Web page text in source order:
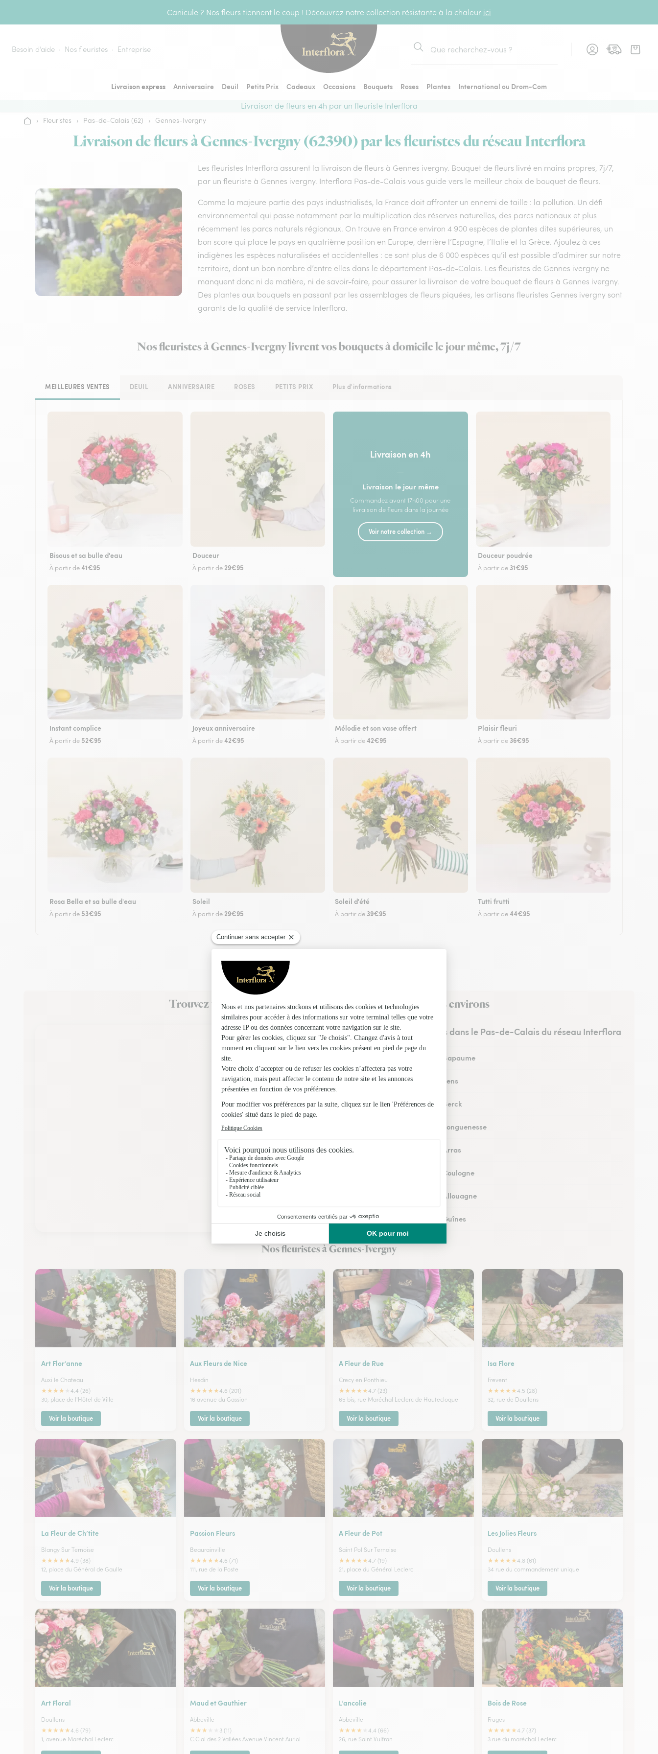
Canicule ? Nos fleurs tiennent le coup ! Découvrez notre collection résistante à la chaleur ici
Besoin d’aide Nos fleuristes Entreprise
Rechercher
Livraison express Anniversaire Deuil Petits Prix Cadeaux Occasions Bouquets Roses Plantes
International ou Drom-Com
Livraison de fleurs en 4h par un fleuriste Interflora
Accueil
› Fleuristes › Pas-de-Calais (62) › Gennes-Ivergny
Livraison de fleurs à Gennes-Ivergny (62390) par les fleuristes du réseau Interflora
Les fleuristes Interflora assurent la livraison de fleurs à Gennes ivergny. Bouquet de fleurs livré en mains propres, 7j/7,
par un fleuriste à Gennes ivergny. Interflora Pas-de-Calais vous guide vers le meilleur choix de bouquet de fleurs.
Comme la majeure partie des pays industrialisés, la France doit affronter un ennemi de taille : la pollution. Un défi
environnemental qui passe notamment par la multiplication des réserves naturelles, des parcs nationaux et plus
récemment les parcs naturels régionaux. On trouve en France environ 4 900 espèces de plantes dites supérieures, un
bon score qui place le pays en quatrième position en Europe, derrière l’Espagne, l’Italie et la Grèce. Ajoutez à ces
indigènes les espèces naturalisées et accidentelles : ce sont plus de 6 000 espèces qu’il est possible d’admirer sur notre
territoire, dont un bon nombre d’entre elles dans le département Pas-de-Calais. Les fleuristes de Gennes ivergny ne
manquent donc ni de matière, ni de savoir-faire, pour assurer la livraison de votre bouquet de fleurs à Gennes ivergny.
Des plantes aux bouquets en passant par les assemblages de fleurs piquées, les artisans fleuristes Gennes ivergny sont
garants de la qualité de service Interflora.
Nos fleuristes à Gennes-Ivergny livrent vos bouquets à domicile le jour même, 7j/7
MEILLEURES VENTES DEUIL ANNIVERSAIRE ROSES PETITS PRIX Plus d'informations
Bisous et sa bulle d'eau
À partir de41€95
Douceur
À partir de 29€95
Livraison en 4h
—
Livraison le jour même
Commandez avant 17h00 pour une
livraison de fleurs dans la journée
Voir notre collection →
Douceur poudrée
À partir de 31€95
Instant complice
À partir de 52€95
Joyeux anniversaire
À partir de42€95
Mélodie et son vase offert
À partir de42€95
Plaisir fleuri
À partir de 36€95
Rosa Bella et sa bulle d'eau
À partir de 53€95
Soleil
À partir de 29€95
Soleil d'été
À partir de 39€95
Tutti frutti
À partir de44€95
Trouvez un fleuriste Interflora à Gennes-Ivergny et dans ses environs
Les fleuristes dans le Pas-de-Calais du réseau Interflora
Fleuristes à Bapaume
Fleuristes à Lens
Fleuristes à Berck
Fleuristes à Longuenesse
Fleuristes à Arras
Fleuristes à Coulogne
Fleuristes à Allouagne
Fleuristes à Guînes
Fleuristes à Méricourt
Nos fleuristes à Gennes-Ivergny
Art Flor’anne
Auxi le Chateau
★★★★
4.4 (26)
30, place de l'Hôtel de Ville
Voir la boutique
Aux Fleurs de Nice
Hesdin
★★★★★4.6 (201)
16 avenue du Gassion
Voir la boutique
A Fleur de Rue
Crecy en Ponthieu
★★★★★4.7 (23)
65 bis, rue Maréchal Leclerc de Hautecloque
Voir la boutique
Isa Flore
Frevent
★★★★★4.5 (28)
32, rue de Doullens
Voir la boutique
La Fleur de Ch’tite
Blangy Sur Ternoise
★★★★★4.9 (38)
12, place du Général de Gaulle
Voir la boutique
Passion Fleurs
Beaurainville
★★★★★4.6 (71)
111, rue de la Poste
Voir la boutique
A Fleur de Pot
Saint Pol Sur Ternoise
★★★★★4.7 (19)
21, place du Général Leclerc
Voir la boutique
Les Jolies Fleurs
Doullens
★★★★★4.8 (61)
34 rue du commandement unique
Voir la boutique
Art Floral
Doullens
★★★★★4.6 (79)
1, avenue Maréchal Leclerc
Maud et Gauthier
Abbeville
★★★
3 (11)
C.Cial des 2 Vallées Avenue Vincent Auriol
L’ancolie
Abbeville
★★★★
4.4 (66)
26, rue Saint Vulfran
Bois de Rose
Fruges
★★★★★4.7 (37)
3 rue du maréchal Leclerc